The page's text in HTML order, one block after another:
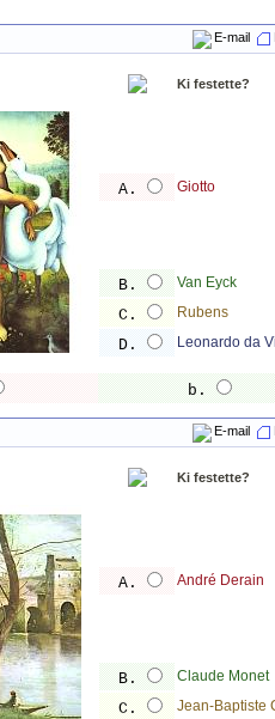
E-mail
Ki festette?
A. Giotto
B. Van Eyck
C. Rubens
D. Leonardo da
b.
E-mail
Ki festette?
A. André Derain
B. Claude Monet
C. Jean-Baptiste